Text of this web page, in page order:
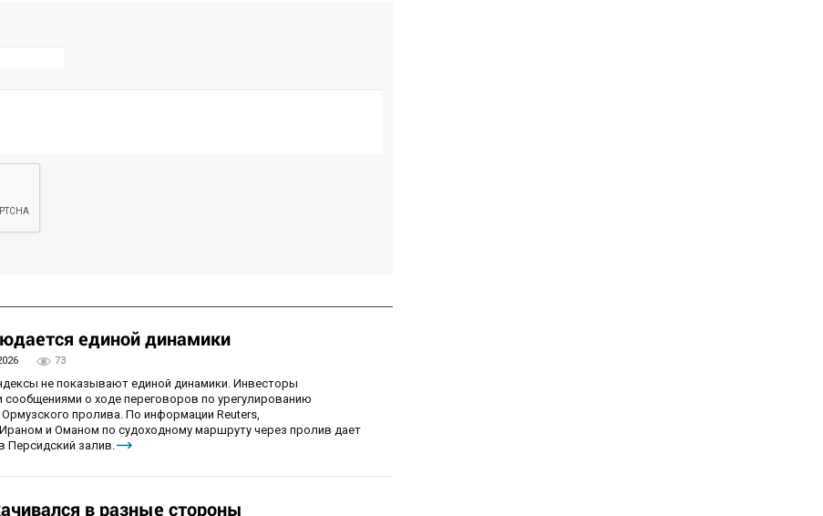
единой динамики
73
не показывают единой динамики. Инвесторы
о ходе переговоров по урегулированию
пролива. По информации Reuters,
и Оманом по судоходному маршруту через пролив дает
Персидский залив.
в разные стороны